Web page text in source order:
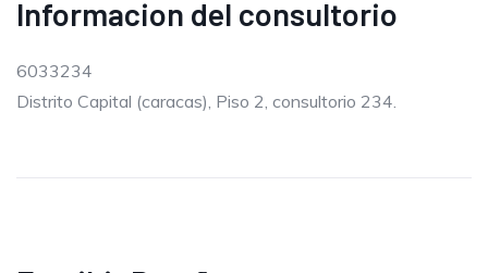
Informacion del consultorio
6033234
Distrito Capital (caracas), Piso 2, consultorio 234.